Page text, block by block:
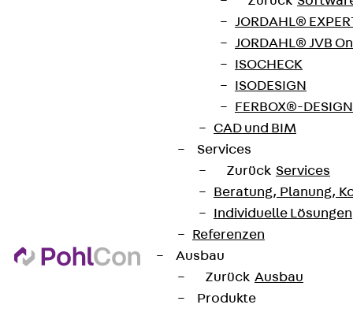
JORDAHL®
JORDAHL® JVB
ISOCHECK
ISODESIGN
FERBOX®-
CAD und BIM
Services
Zurück Services
Beratung, Planung,
Individuelle Lösungen
Referenzen
Ausbau
Zurück Ausbau
Produkte